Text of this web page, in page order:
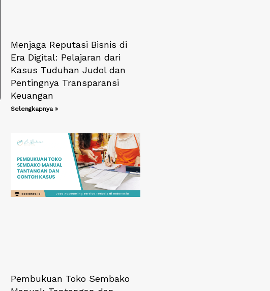
Menjaga Reputasi Bisnis di
Era Digital: Pelajaran dari
Kasus Tuduhan Judol dan
Pentingnya Transparansi
Keuangan
Selengkapnya »
Pembukuan Toko Sembako